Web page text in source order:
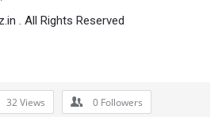
. All Rights Reserved
32Views 0 Followers